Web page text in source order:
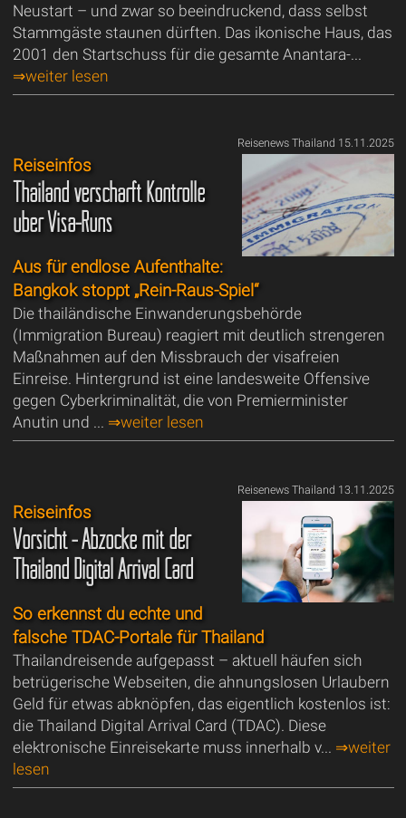
Neustart – und zwar so beeindruckend, dass selbst
Stammgäste staunen dürften. Das ikonische Haus, das
2001 den Startschuss für die gesamte Anantara-...
⇒weiter lesen
Reisenews Thailand 15.11.2025
Reiseinfos
Thailand verschärft Kontrolle
über Visa-Runs
Aus für endlose Aufenthalte:
Bangkok stoppt „Rein-Raus-Spiel“
Die thailändische Einwanderungsbehörde
(Immigration Bureau) reagiert mit deutlich strengeren
Maßnahmen auf den Missbrauch der visafreien
Einreise. Hintergrund ist eine landesweite Offensive
gegen Cyberkriminalität, die von Premierminister
Anutin und ... ⇒weiter lesen
Reisenews Thailand 13.11.2025
Reiseinfos
Vorsicht - Abzocke mit der
Thailand Digital Arrival Card
So erkennst du echte und
falsche TDAC-Portale für Thailand
Thailandreisende aufgepasst – aktuell häufen sich
betrügerische Webseiten, die ahnungslosen Urlaubern
Geld für etwas abknöpfen, das eigentlich kostenlos ist:
die Thailand Digital Arrival Card (TDAC). Diese
elektronische Einreisekarte muss innerhalb v... ⇒weiter
lesen